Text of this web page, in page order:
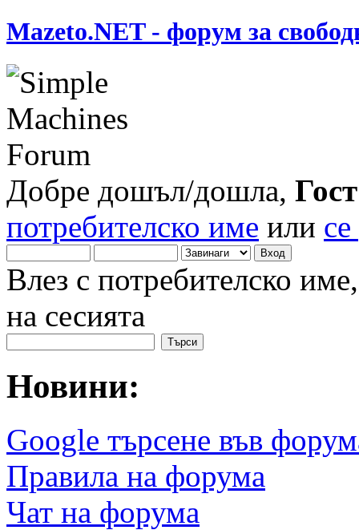
Mazeto.NET - форум за
Добре дошъл/дошла, Гост
потребителско име или
Влез с потребителско
на сесията
Новини:
Google търсене във
Правила на форума
Чат на форума